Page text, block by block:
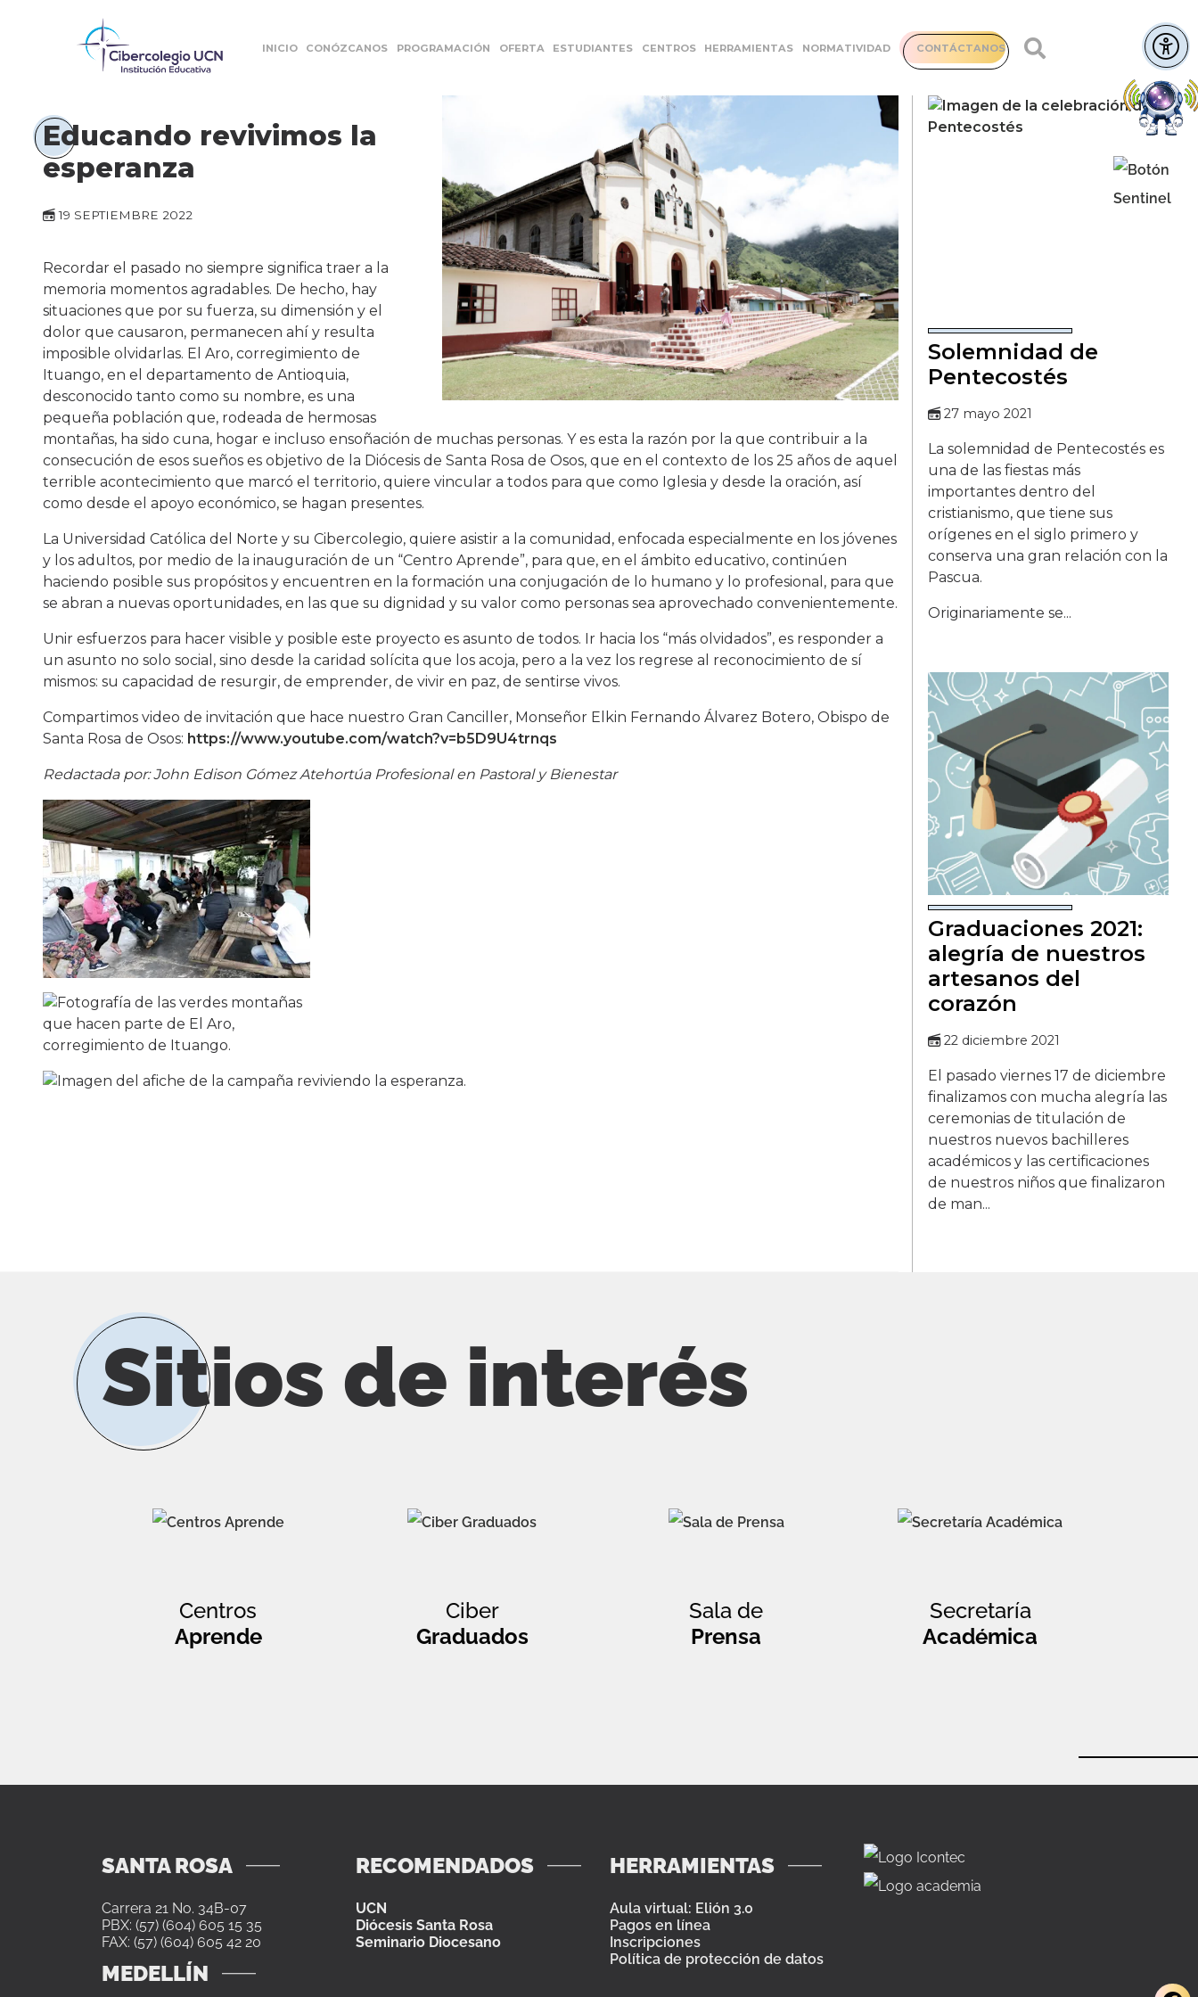
INICIO CONÓZCANOS PROGRAMACIÓN OFERTA ESTUDIANTES CENTROS HERRAMIENTAS NORMATIVIDAD CONTÁCTANOS
Educando revivimos la
esperanza
19 SEPTIEMBRE 2022
Recordar el pasado no siempre significa traer a la
memoria momentos agradables. De hecho, hay
situaciones que por su fuerza, su dimensión y el
dolor que causaron, permanecen ahí y resulta
imposible olvidarlas. El Aro, corregimiento de
Ituango, en el departamento de Antioquia,
desconocido tanto como su nombre, es una
pequeña población que, rodeada de hermosas
montañas, ha sido cuna, hogar e incluso ensoñación de muchas personas. Y es esta la razón por la que contribuir a la
consecución de esos sueños es objetivo de la Diócesis de Santa Rosa de Osos, que en el contexto de los 25 años de aquel
terrible acontecimiento que marcó el territorio, quiere vincular a todos para que como Iglesia y desde la oración, así
como desde el apoyo económico, se hagan presentes.
La Universidad Católica del Norte y su Cibercolegio, quiere asistir a la comunidad, enfocada especialmente en los jóvenes
y los adultos, por medio de la inauguración de un “Centro Aprende”, para que, en el ámbito educativo, continúen
haciendo posible sus propósitos y encuentren en la formación una conjugación de lo humano y lo profesional, para que
se abran a nuevas oportunidades, en las que su dignidad y su valor como personas sea aprovechado convenientemente.
Unir esfuerzos para hacer visible y posible este proyecto es asunto de todos. Ir hacia los “más olvidados”, es responder a
un asunto no solo social, sino desde la caridad solícita que los acoja, pero a la vez los regrese al reconocimiento de sí
mismos: su capacidad de resurgir, de emprender, de vivir en paz, de sentirse vivos.
Compartimos video de invitación que hace nuestro Gran Canciller, Monseñor Elkin Fernando Álvarez Botero, Obispo de
Santa Rosa de Osos: https://www.youtube.com/watch?v=b5D9U4trnqs
Redactada por: John Edison Gómez Atehortúa Profesional en Pastoral y Bienestar
Solemnidad de
Pentecostés
27 mayo 2021
La solemnidad de Pentecostés es
una de las fiestas más
importantes dentro del
cristianismo, que tiene sus
orígenes en el siglo primero y
conserva una gran relación con la
Pascua.
Originariamente se...
Graduaciones 2021:
alegría de nuestros
artesanos del
corazón
22 diciembre 2021
El pasado viernes 17 de diciembre
finalizamos con mucha alegría las
ceremonias de titulación de
nuestros nuevos bachilleres
académicos y las certificaciones
de nuestros niños que finalizaron
de man...
Sitios de interés
Centros
Aprende
Ciber
Graduados
Sala de
Prensa
Secretaría
Académica
SANTA ROSA
Carrera 21 No. 34B-07
PBX: (57) (604) 605 15 35
FAX: (57) (604) 605 42 20
MEDELLÍN
RECOMENDADOS
UCN
Diócesis Santa Rosa
Seminario Diocesano
HERRAMIENTAS
Aula virtual: Elión 3.0
Pagos en línea
Inscripciones
Política de protección de datos